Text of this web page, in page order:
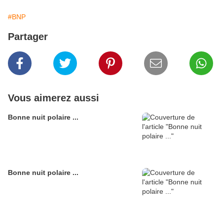
#BNP
Partager
Vous aimerez aussi
Bonne nuit polaire ...
Bonne nuit polaire ...